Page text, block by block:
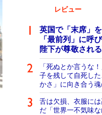
レビュー
英国で「末席」
「最前列」に呼
陛下が尊敬され
「死ぬとか言うな
子を残して自死し
かさ」に向き合う
舌は欠損、衣服に
だ「世界一不気味